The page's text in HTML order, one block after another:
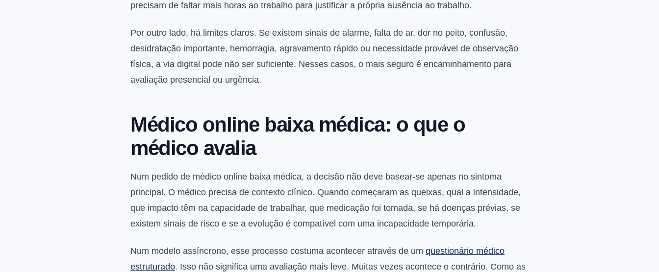
precisam de faltar mais horas ao trabalho para justificar a própria ausência ao trabalho.
Por outro lado, há limites claros. Se existem sinais de alarme, falta de ar, dor no peito, confusão,
desidratação importante, hemorragia, agravamento rápido ou necessidade provável de observação
física, a via digital pode não ser suficiente. Nesses casos, o mais seguro é encaminhamento para
avaliação presencial ou urgência.
Médico online baixa médica: o que o
médico avalia
Num pedido de médico online baixa médica, a decisão não deve basear-se apenas no sintoma
principal. O médico precisa de contexto clínico. Quando começaram as queixas, qual a intensidade,
que impacto têm na capacidade de trabalhar, que medicação foi tomada, se há doenças prévias, se
existem sinais de risco e se a evolução é compatível com uma incapacidade temporária.
Num modelo assíncrono, esse processo costuma acontecer através de um questionário médico
estruturado. Isso não significa uma avaliação mais leve. Muitas vezes acontece o contrário. Como as